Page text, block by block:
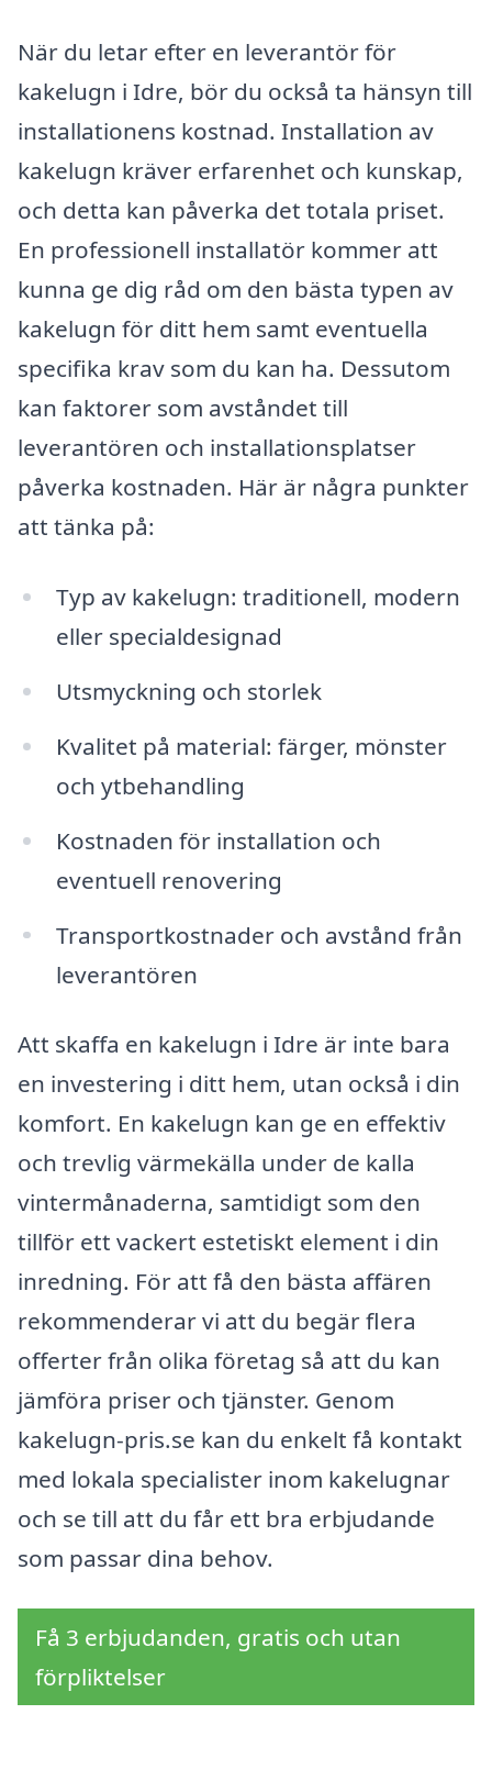
När du letar efter en leverantör för
kakelugn i Idre, bör du också ta hänsyn till
installationens kostnad. Installation av
kakelugn kräver erfarenhet och kunskap,
och detta kan påverka det totala priset.
En professionell installatör kommer att
kunna ge dig råd om den bästa typen av
kakelugn för ditt hem samt eventuella
specifika krav som du kan ha. Dessutom
kan faktorer som avståndet till
leverantören och installationsplatser
påverka kostnaden. Här är några punkter
att tänka på:
Typ av kakelugn: traditionell, modern
eller specialdesignad
Utsmyckning och storlek
Kvalitet på material: färger, mönster
och ytbehandling
Kostnaden för installation och
eventuell renovering
Transportkostnader och avstånd från
leverantören
Att skaffa en kakelugn i Idre är inte bara
en investering i ditt hem, utan också i din
komfort. En kakelugn kan ge en effektiv
och trevlig värmekälla under de kalla
vintermånaderna, samtidigt som den
tillför ett vackert estetiskt element i din
inredning. För att få den bästa affären
rekommenderar vi att du begär flera
offerter från olika företag så att du kan
jämföra priser och tjänster. Genom
kakelugn-pris.se kan du enkelt få kontakt
med lokala specialister inom kakelugnar
och se till att du får ett bra erbjudande
som passar dina behov.
Få 3 erbjudanden, gratis och utan
förpliktelser